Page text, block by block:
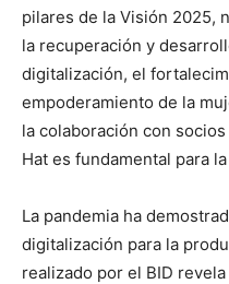
pilares de la Visión 2025,
la recuperación y
digitalización, el
empoderamiento de la
la colaboración con
Hat es fundamental para
La pandemia ha
digitalización para la
realizado por el BID